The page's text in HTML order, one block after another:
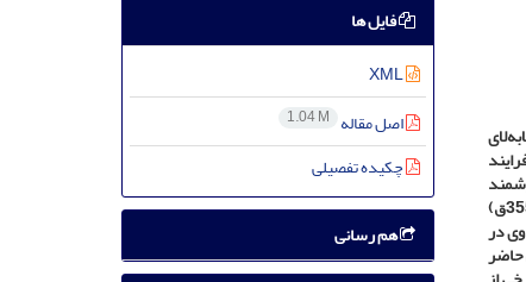
مَر جعابی (د. 355ق)
در
حاضر
فایل ها
XML
اصل مقاله 1.04 M
چکیده تفصیلی
هم رسانی